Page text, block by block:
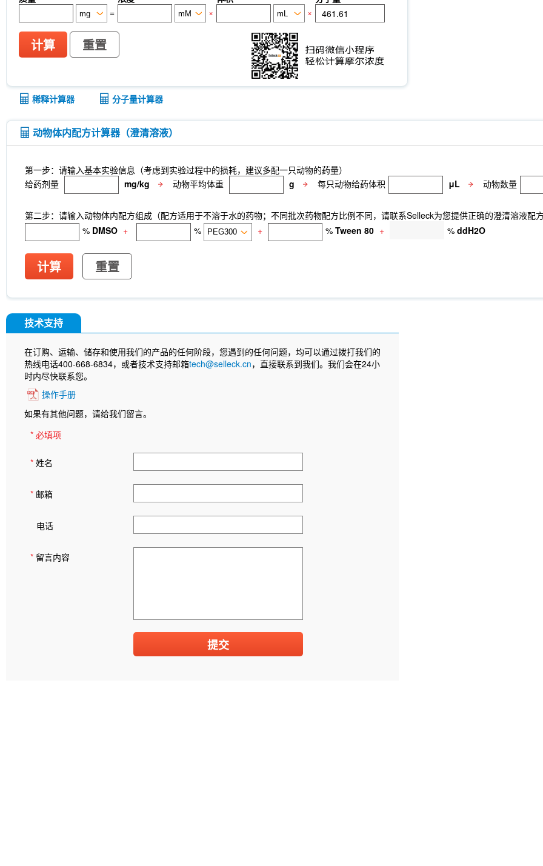
=
× ×
计算 重置
稀释计算器 分子量计算器
动物体内配方计算器（澄清溶液）
第一步：请输入基本实验信息（考虑到实验过程中的损耗，建议多配一只动物的药量）
给药剂量
mg/kg 动物平均体重 g 每只动物给药体积 μL 动物数量
第二步：请输入动物体内配方组成（配方适用于不溶于水的药物；不同批次药物配方比例不同，请联系Selleck为您提供正确的澄清溶液配
% DMSO + % + % Tween 80 + % ddH2O
计算 重置
技术支持
在订购、运输、储存和使用我们的产品的任何阶段，您遇到的任何问题，均可以通过拨打我们的
热线电话400-668-6834，或者技术支持邮箱tech@selleck.cn，直接联系到我们。我们会在24小
时内尽快联系您。
操作手册
如果有其他问题，请给我们留言。
* 必填项
* 姓名
* 邮箱
电话
* 留言内容